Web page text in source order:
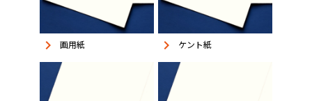
keyboard_arrow_right 画用紙 keyboard_arrow_right ケント紙